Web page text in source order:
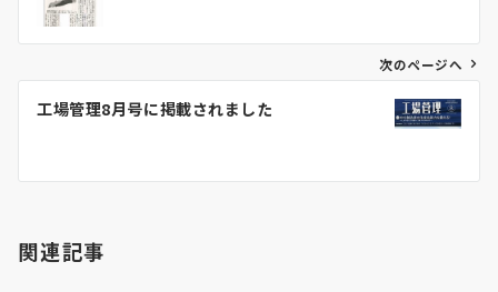
次のページへ
工場管理8月号に掲載されました
関連記事